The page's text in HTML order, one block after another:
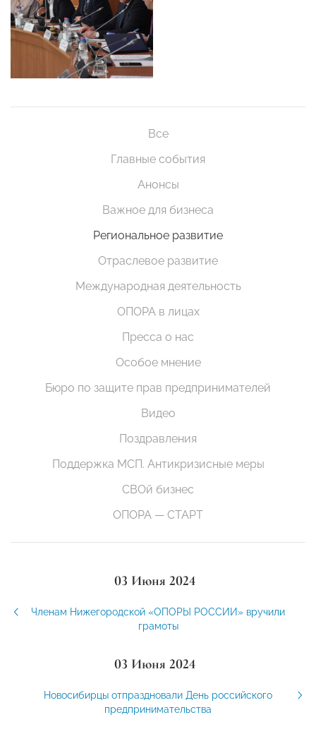
Все
Главные события
Анонсы
Важное для бизнеса
Региональное развитие
Отраслевое развитие
Международная деятельность
ОПОРА в лицах
Пресса о нас
Особое мнение
Бюро по защите прав предпринимателей
Видео
Поздравления
Поддержка МСП. Антикризисные меры
СВОй бизнес
ОПОРА — СТАРТ
03 Июня 2024
Членам Нижегородской «ОПОРЫ РОССИИ» вручили
грамоты
03 Июня 2024
Новосибирцы отпраздновали День российского
предпринимательства